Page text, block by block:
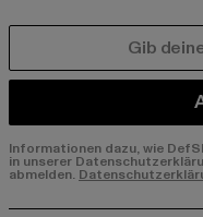
Informationen dazu, wie
in unserer
abmelden.